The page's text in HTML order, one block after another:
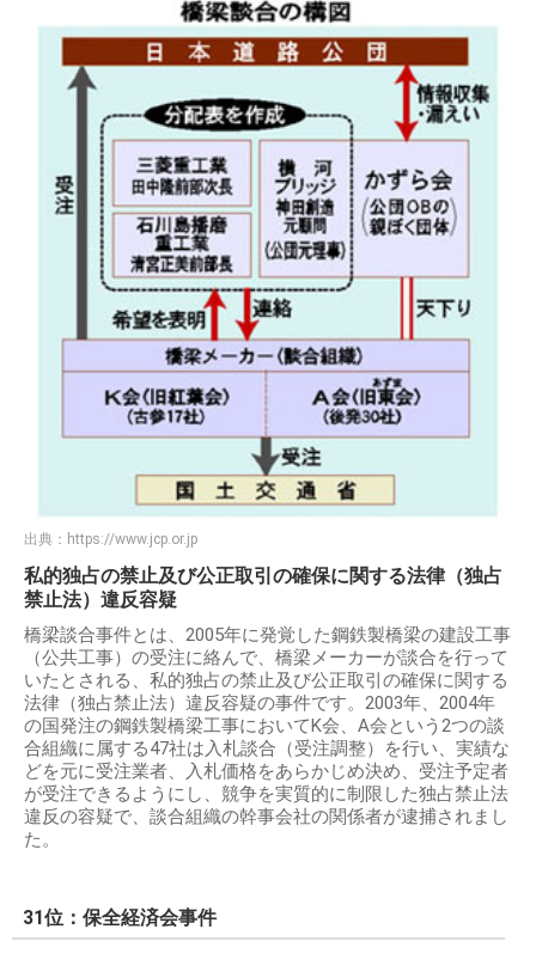
出典： https://www.jcp.or.jp
私的独占の禁止及び公正取引の確保に関する法律（独占
禁止法）違反容疑
橋梁談合事件とは、2005年に発覚した鋼鉄製橋梁の建設工事
（公共工事）の受注に絡んで、橋梁メーカーが談合を行って
いたとされる、私的独占の禁止及び公正取引の確保に関する
法律（独占禁止法）違反容疑の事件です。2003年、2004年
の国発注の鋼鉄製橋梁工事においてK会、A会という2つの談
合組織に属する47社は入札談合（受注調整）を行い、実績な
どを元に受注業者、入札価格をあらかじめ決め、受注予定者
が受注できるようにし、競争を実質的に制限した独占禁止法
違反の容疑で、談合組織の幹事会社の関係者が逮捕されまし
た。
31位：保全経済会事件